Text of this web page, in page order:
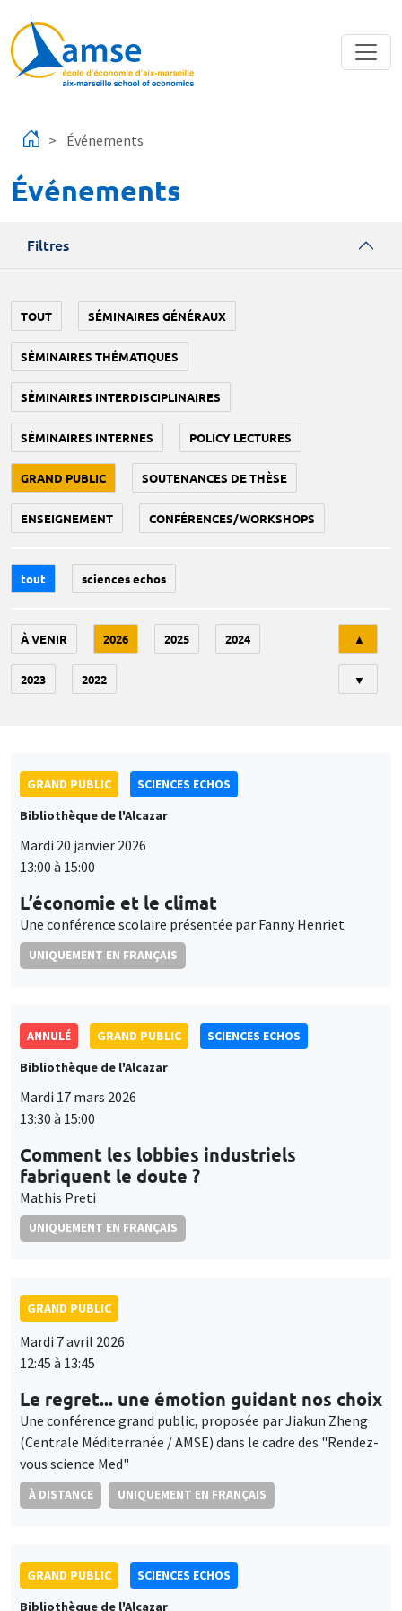
Événements
Événements
Filtres
TOUT SÉMINAIRES GÉNÉRAUX
SÉMINAIRES THÉMATIQUES
SÉMINAIRES INTERDISCIPLINAIRES
SÉMINAIRES INTERNES POLICY LECTURES
GRAND PUBLIC SOUTENANCES DE THÈSE
ENSEIGNEMENT CONFÉRENCES/WORKSHOPS
tout sciences echos
À VENIR 2026 2025 2024
2023 2022
▲
▼
GRAND PUBLIC
SCIENCES ECHOS
Bibliothèque de l'Alcazar
Mardi 20 janvier 2026
13:00 à 15:00
L’économie et le climat
Une conférence scolaire présentée par Fanny Henriet
UNIQUEMENT EN FRANÇAIS
ANNULÉ GRAND PUBLIC
SCIENCES ECHOS
Bibliothèque de l'Alcazar
Mardi 17 mars 2026
13:30 à 15:00
Comment les lobbies industriels
fabriquent le doute ?
Mathis Preti
UNIQUEMENT EN FRANÇAIS
GRAND PUBLIC
Mardi 7 avril 2026
12:45 à 13:45
Le regret... une émotion guidant nos choix
Une conférence grand public, proposée par Jiakun Zheng
(Centrale Méditerranée / AMSE) dans le cadre des "Rendez-
vous science Med"
À DISTANCE UNIQUEMENT EN FRANÇAIS
GRAND PUBLIC
SCIENCES ECHOS
Bibliothèque de l'Alcazar